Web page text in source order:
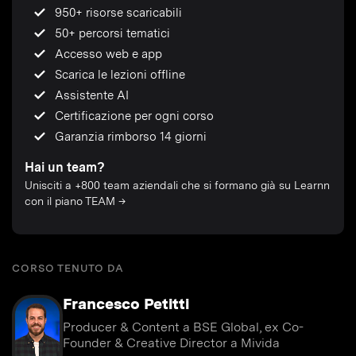
950+ risorse scaricabili
50+ percorsi tematici
Accesso web e app
Scarica le lezioni offline
Assistente AI
Certificazione per ogni corso
Garanzia rimborso 14 giorni
Hai un team?
Unisciti a +800 team aziendali che si formano già su Learnn
con il piano TEAM →
CORSO TENUTO DA
Francesco Petitti
Producer & Content a BSE Global, ex Co-
Founder & Creative Director a Mivida